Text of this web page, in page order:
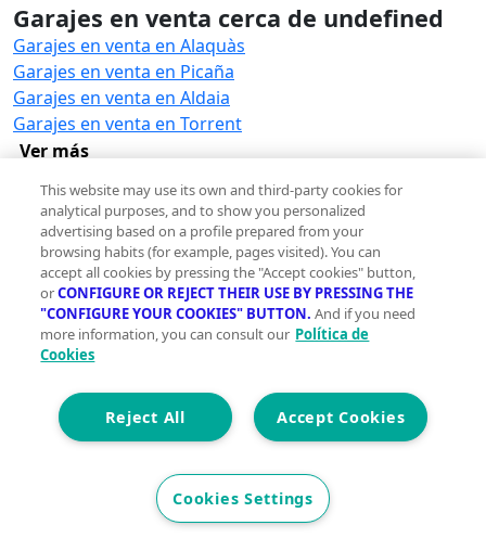
Garajes en venta cerca de undefined
Garajes en venta en Alaquàs
Garajes en venta en Picaña
Garajes en venta en Aldaia
Garajes en venta en Torrent
Ver más
Descubre más garajes en Torrent
Garajes en venta en el Molí, Torrent
Otros inmuebles en venta en Torrent
Pisos en venta en Torrent
Casas en venta en Torrent
Locales en venta en Torrent
Oficinas en venta en Torrent
Edificios en venta en Torrent
Terrenos en venta en Torrent
Naves industriales en venta en Torrent
Hoteles en venta en Torrent
Trasteros en venta en Torrent
This website may use its own and third-party cookies for
analytical purposes, and to show you personalized
advertising based on a profile prepared from your
browsing habits (for example, pages visited). You can
accept all cookies by pressing the "Accept cookies" button,
orCONFIGURE OR REJECT THEIR USE BY PRESSING THE
"CONFIGURE YOUR COOKIES" BUTTON. And if you need
more information, you can consult our Política de
Cookies
Accept Cookies
Reject All
Cookies Settings